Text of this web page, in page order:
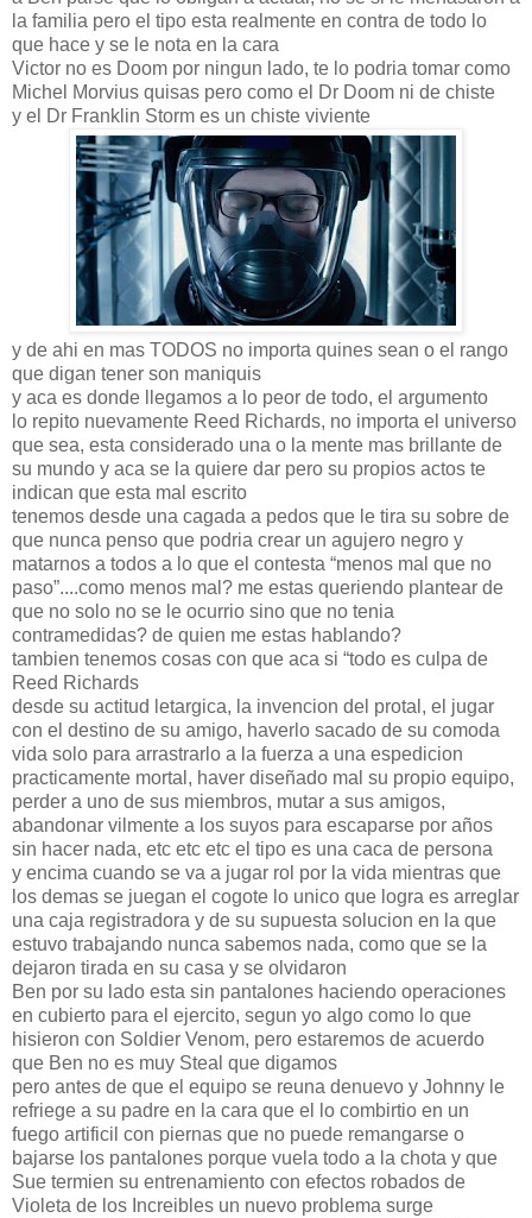
la familia pero el tipo esta realmente en contra de todo lo
que hace y se le nota en la cara
Victor no es Doom por ningun lado, te lo podria tomar como
Michel Morvius quisas pero como el Dr Doom ni de chiste
y el Dr Franklin Storm es un chiste viviente
y de ahi en mas TODOS no importa quines sean o el rango
que digan tener son maniquis
y aca es donde llegamos a lo peor de todo, el argumento
lo repito nuevamente Reed Richards, no importa el universo
que sea, esta considerado una o la mente mas brillante de
su mundo y aca se la quiere dar pero su propios actos te
indican que esta mal escrito
tenemos desde una cagada a pedos que le tira su sobre de
que nunca penso que podria crear un agujero negro y
matarnos a todos a lo que el contesta “menos mal que no
paso”....como menos mal? me estas queriendo plantear de
que no solo no se le ocurrio sino que no tenia
contramedidas? de quien me estas hablando?
tambien tenemos cosas con que aca si “todo es culpa de
Reed Richards
desde su actitud letargica, la invencion del protal, el jugar
con el destino de su amigo, haverlo sacado de su comoda
vida solo para arrastrarlo a la fuerza a una espedicion
practicamente mortal, haver diseñado mal su propio equipo,
perder a uno de sus miembros, mutar a sus amigos,
abandonar vilmente a los suyos para escaparse por años
sin hacer nada, etc etc etc el tipo es una caca de persona
y encima cuando se va a jugar rol por la vida mientras que
los demas se juegan el cogote lo unico que logra es arreglar
una caja registradora y de su supuesta solucion en la que
estuvo trabajando nunca sabemos nada, como que se la
dejaron tirada en su casa y se olvidaron
Ben por su lado esta sin pantalones haciendo operaciones
en cubierto para el ejercito, segun yo algo como lo que
hisieron con Soldier Venom, pero estaremos de acuerdo
que Ben no es muy Steal que digamos
pero antes de que el equipo se reuna denuevo y Johnny le
refriege a su padre en la cara que el lo combirtio en un
fuego artificil con piernas que no puede remangarse o
bajarse los pantalones porque vuela todo a la chota y que
Sue termien su entrenamiento con efectos robados de
Violeta de los Increibles un nuevo problema surge